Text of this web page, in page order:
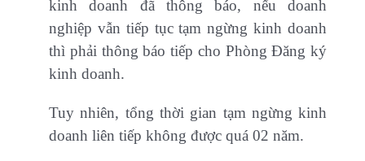
kinh doanh đã thông báo, nếu doanh
nghiệp vẫn tiếp tục tạm ngừng kinh doanh
thì phải thông báo tiếp cho Phòng Đăng ký
kinh doanh.
Tuy nhiên, tổng thời gian tạm ngừng kinh
doanh liên tiếp không được quá 02 năm.